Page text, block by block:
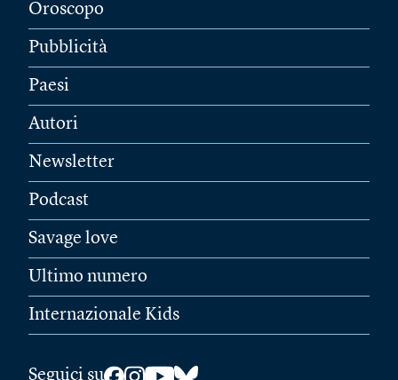
Oroscopo
Pubblicità
Paesi
Autori
Newsletter
Podcast
Savage love
Ultimo numero
Internazionale Kids
Seguici su